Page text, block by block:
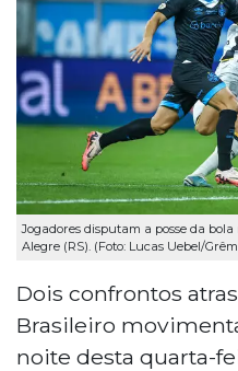
Jogadores disputam a posse da
Alegre (RS). (Foto: Lucas Uebel/
Dois confrontos
Brasileiro
noite desta quarta-